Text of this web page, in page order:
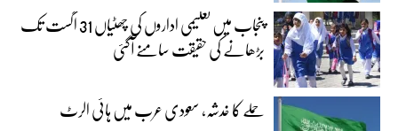
پنجاب میں تعلیمی اداروں کی چھٹیاں 31 اگست تک
بڑھانے کی حقیقت سامنے آگئی
حملے کا خدشہ، سعودی عرب میں ہائی الرٹ